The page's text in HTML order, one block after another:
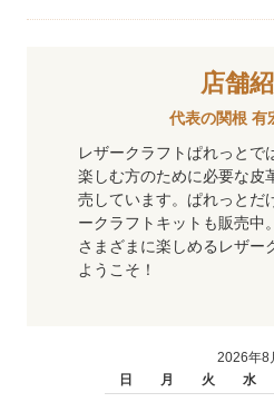
店舗
代表の関根 有
レザークラフトぱれっとで
楽しむ方のために必要な皮
売しています。ぱれっとだ
ークラフトキットも販売中
さまざまに楽しめるレザー
ようこそ！
2026年8
日
月 火 水